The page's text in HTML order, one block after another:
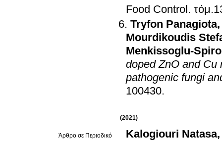
Food Control .
Tryfon Panagiota
Mourdikoudis
Menkissoglu-
doped ZnO and Cu
pathogenic fungi
100430.
(2021)
Άρθρο σε Περιοδικό Kalogiouri Natasa